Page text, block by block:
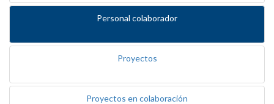
Personal colaborador
Proyectos
Proyectos en colaboración